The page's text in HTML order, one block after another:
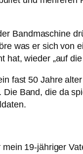
Bandmaschine
was er sich von
wieder „auf
fast 50 Jahre
Band, die da
19-jähriger